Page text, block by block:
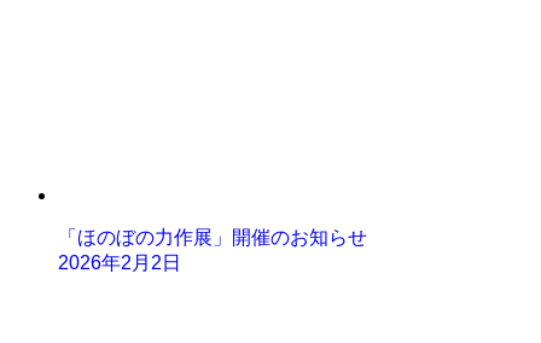
「ほのぼの力作展」開催のお知らせ
2026年2月2日